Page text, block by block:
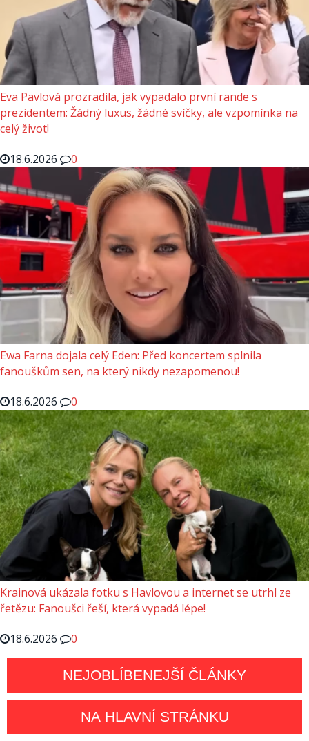
Eva Pavlová prozradila, jak vypadalo první rande s
prezidentem: Žádný luxus, žádné svíčky, ale vzpomínka na
celý život!
18.6.2026
0
Ewa Farna dojala celý Eden: Před koncertem splnila
fanouškům sen, na který nikdy nezapomenou!
18.6.2026
0
Krainová ukázala fotku s Havlovou a internet se utrhl ze
řetězu: Fanoušci řeší, která vypadá lépe!
18.6.2026
0
NEJOBLÍBENEJŠÍ ČLÁNKY
NA HLAVNÍ STRÁNKU